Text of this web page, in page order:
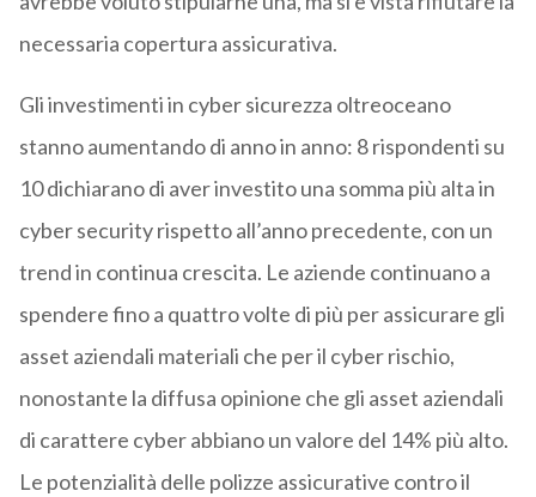
necessaria copertura assicurativa.
Gli investimenti in cyber sicurezza oltreoceano
stanno aumentando di anno in anno: 8 rispondenti su
10 dichiarano di aver investito una somma più alta in
cyber security rispetto all’anno precedente, con un
trend in continua crescita. Le aziende continuano a
spendere fino a quattro volte di più per assicurare gli
asset aziendali materiali che per il cyber rischio,
nonostante la diffusa opinione che gli asset aziendali
di carattere cyber abbiano un valore del 14% più alto.
Le potenzialità delle polizze assicurative contro il